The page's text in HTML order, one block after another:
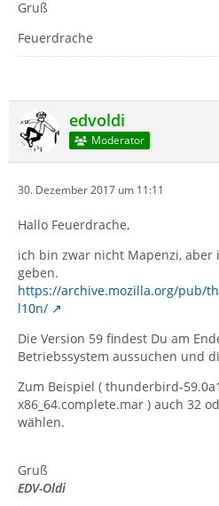
Gruß
Feuerdrache
edvoldi
Moderator
30. Dezember 2017 um 11:11
Hallo Feuerdrache,
ich bin zwar nicht Mapenzi, aber
geben.
https://archive.mozilla.org/pub/
l10n/
Die Version 59 findest Du am
Betriebssystem aussuchen und
Zum Beispiel ( thunderbird-
x86_64.complete.mar ) auch 32
wählen.
Gruß
EDV-Oldi